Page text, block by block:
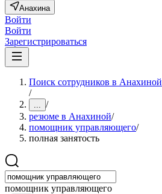
Анахина
Войти
Войти
Зарегистрироваться
Поиск сотрудников в Анахиной
/
... /
резюме в Анахиной/
помощник управляющего/
полная занятость
помощник управляющего